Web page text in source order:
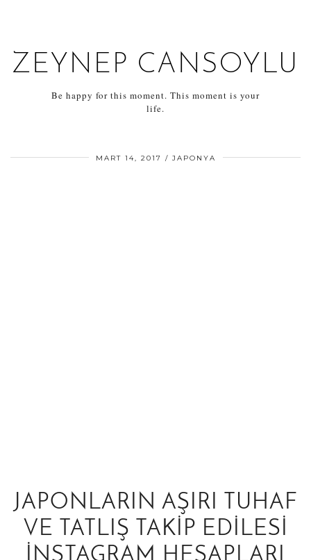
ZEYNEP CANSOYLU
Be happy for this moment. This moment is your
life.
MART 14, 2017 JAPONYA
JAPONLARIN AŞIRI TUHAF
VE TATLIŞ TAKIP EDILESI